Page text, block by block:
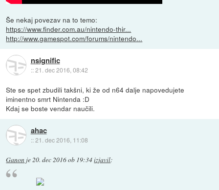
Še nekaj povezav na to temo:
https://www.finder.com.au/nintendo-thir...
http://www.gamespot.com/forums/nintendo...
nsignific
::21. dec 2016, 08:42
Ste se spet zbudili takšni, ki že od n64 dalje napovedujete
iminentno smrt Nintenda :D
Kdaj se boste vendar naučili.
ahac
::21. dec 2016, 11:08
Ganon je 20. dec 2016 ob 19:34izjavil: